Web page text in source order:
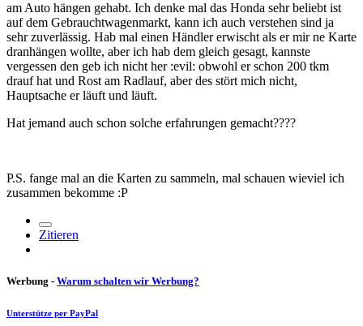
am Auto hängen gehabt. Ich denke mal das Honda sehr beliebt ist
auf dem Gebrauchtwagenmarkt, kann ich auch verstehen sind ja
sehr zuverlässig. Hab mal einen Händler erwischt als er mir ne Karte
dranhängen wollte, aber ich hab dem gleich gesagt, kannste
vergessen den geb ich nicht her :evil: obwohl er schon 200 tkm
drauf hat und Rost am Radlauf, aber des stört mich nicht,
Hauptsache er läuft und läuft.
Hat jemand auch schon solche erfahrungen gemacht????
P.S. fange mal an die Karten zu sammeln, mal schauen wieviel ich
zusammen bekomme :P
Zitieren
Werbung - Warum schalten wir Werbung?
Unterstütze per PayPal